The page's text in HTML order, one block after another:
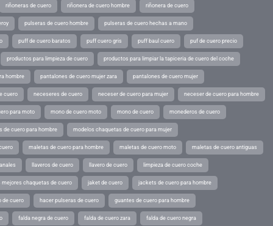
riñoneras de cuero riñonera de cuero hombre riñonera de cuero
pulseras de cuero hombre pulseras de cuero hechas a mano
puff de cuero baratos puff cuero gris puff baul cuero puf de cuero precio
productos para limpieza de cuero productos para limpiar la tapiceria de cuero del coche
hombre pantalones de cuero mujer zara pantalones de cuero mujer
cuero neceseres de cuero neceser de cuero para mujer neceser de cuero para hombre
para moto mono de cuero moto mono de cuero monederos de cuero
de cuero para hombre modelos chaquetas de cuero para mujer
maletas de cuero para hombre maletas de cuero moto maletas de cuero antiguas
llaveros de cuero llavero de cuero limpieza de cuero coche
mejores chaquetas de cuero jaket de cuero jackets de cuero para hombre
de cuero hacer pulseras de cuero guantes de cuero para hombre
falda negra de cuero falda de cuero zara falda de cuero negra